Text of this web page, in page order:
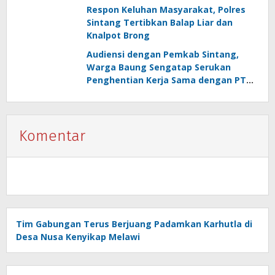
Respon Keluhan Masyarakat, Polres
Sintang Tertibkan Balap Liar dan
Knalpot Brong
Audiensi dengan Pemkab Sintang,
Warga Baung Sengatap Serukan
Penghentian Kerja Sama dengan PT
Komentar
Tim Gabungan Terus Berjuang Padamkan Karhutla di
Desa Nusa Kenyikap Melawi